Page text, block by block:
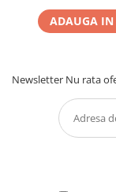
ADAUGA IN
Newsletter Nu rata